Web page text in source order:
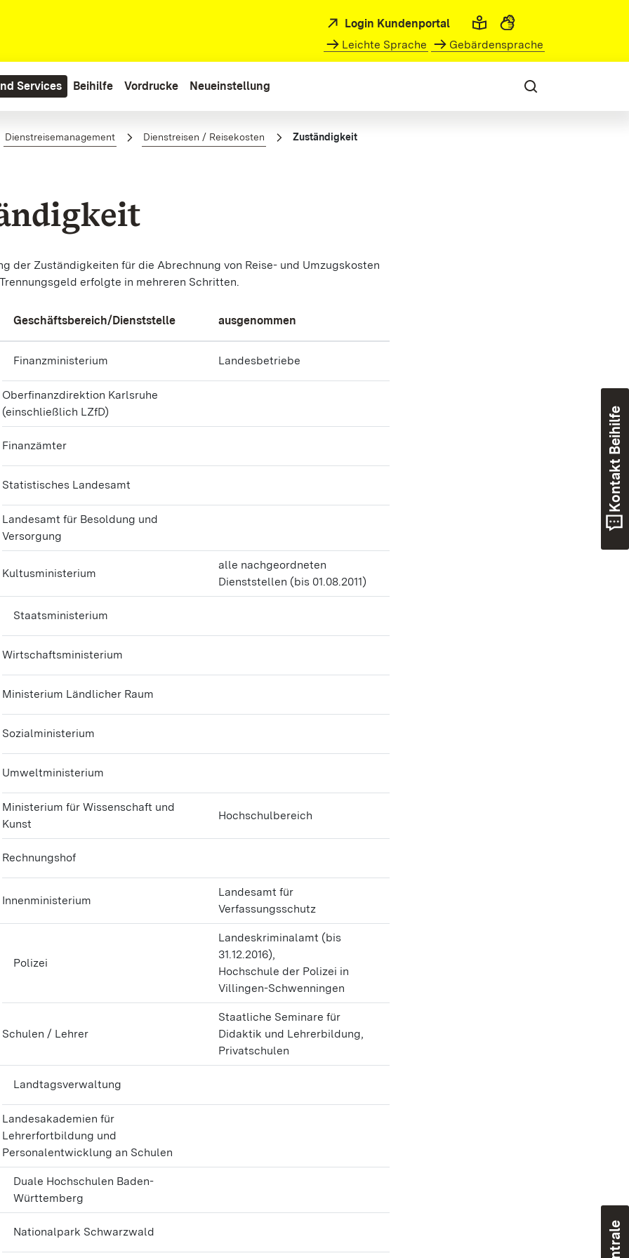
Login Kundenportal
Leichte Sprache
Gebärdensprache
Services Beihilfe Vordrucke Neueinstellung
Dienstreisemanagement Dienstreisen / Reisekosten Zuständigkeit
der Zuständigkeiten für die Abrechnung von Reise- und Umzugskosten
erfolgte in mehreren Schritten.
Geschäftsbereich/Dienststelle ausgenommen
Finanzministerium Landesbetriebe
Oberfinanzdirektion Karlsruhe
(einschließlich LZfD)
Finanzämter
Statistisches Landesamt
Landesamt für Besoldung und
Versorgung
Kultusministerium
alle nachgeordneten
Dienststellen (bis 01.08.2011)
Staatsministerium
Wirtschaftsministerium
Ministerium Ländlicher Raum
Sozialministerium
Umweltministerium
Ministerium für Wissenschaft und
Kunst
Hochschulbereich
Rechnungshof
Innenministerium
Landesamt für
Verfassungsschutz
Polizei
Landeskriminalamt (bis
31.12.2016),
Hochschule der Polizei in
Villingen-Schwenningen
Schulen / Lehrer
Staatliche Seminare für
Didaktik und Lehrerbildung,
Privatschulen
Landtagsverwaltung
Landesakademien für
Lehrerfortbildung und
Personalentwicklung an Schulen
Duale Hochschulen Baden-
Württemberg
Nationalpark Schwarzwald
Kontakt Beihilfe